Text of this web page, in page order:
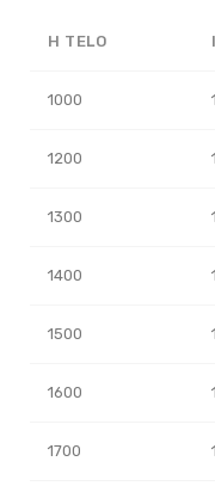
H TELO
1000
1200
1300
1400
1500
1600
1700